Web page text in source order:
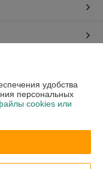
удобства
персональных
cookies или